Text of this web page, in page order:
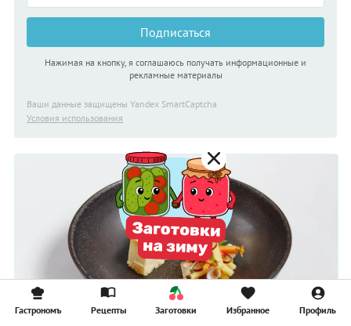
Подписаться
Нажимая на кнопку, я соглашаюсь получать информационные и
рекламные материалы
Ваши данные защищены Yandex SmartCaptcha
Условия использования
Гастрономъ Рецепты Заготовки Избранное Профиль